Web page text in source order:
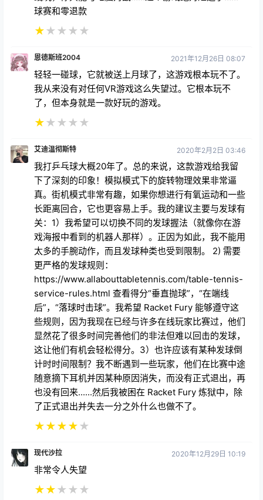
球赛和零退款
★★ ★ ★ ★
恩德斯班2004 2021年12月26日 08:07
轻轻一碰球，它就被送上月球了，这游戏根本玩不了。
我从来没有对任何VR游戏这么失望过。它根本玩不
了，但本身就是一款好玩的游戏。
★★ ★ ★ ★
艾迪温彻斯特 2020年2月2日 03:46
我打乒乓球大概20年了。总的来说，这款游戏给我留
下了深刻的印象！模拟模式下的旋转物理效果非常逼
真。街机模式非常有趣，如果你想进行有氧运动和一些
长距离回合，它也更容易上手。我的建议主要与发球有
关：1）我希望可以切换不同的发球握法（就像你在游
戏海报中看到的机器人那样）。正因为如此，我不能用
太多的手腕动作，而且发球种类也受到限制。 2) 需要
更严格的发球规则：
https://www.allabouttabletennis.com/table-tennis-
service-rules.html 查看得分“垂直抛球”，“在端线
后”，“落球时击球”。我希望 Racket Fury 能够遵守这
些规则，因为我现在已经与许多在线玩家比赛过，他们
显然花了很多时间完善他们的非法但难以回击的发球，
这让他们有机会轻松得分。3）也许应该有某种发球倒
计时时间限制？我不断遇到一些玩家，他们在比赛中途
随意摘下耳机并因某种原因消失，而没有正式退出，再
也没有回来......然后我被困在 Racket Fury 炼狱中，除
了正式退出并失去一分之外什么也做不了。
★★★★★
现代沙拉 2020年12月29日 10:19
非常令人失望
★★★ ★ ★